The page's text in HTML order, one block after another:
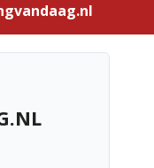
a
t